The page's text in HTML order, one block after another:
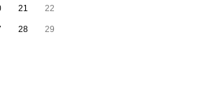
21 22
28 29